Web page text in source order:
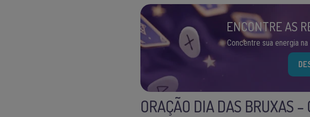
ENCONTRE AS
Concentre sua energia
ORAÇÃO DIA DAS BRUXAS